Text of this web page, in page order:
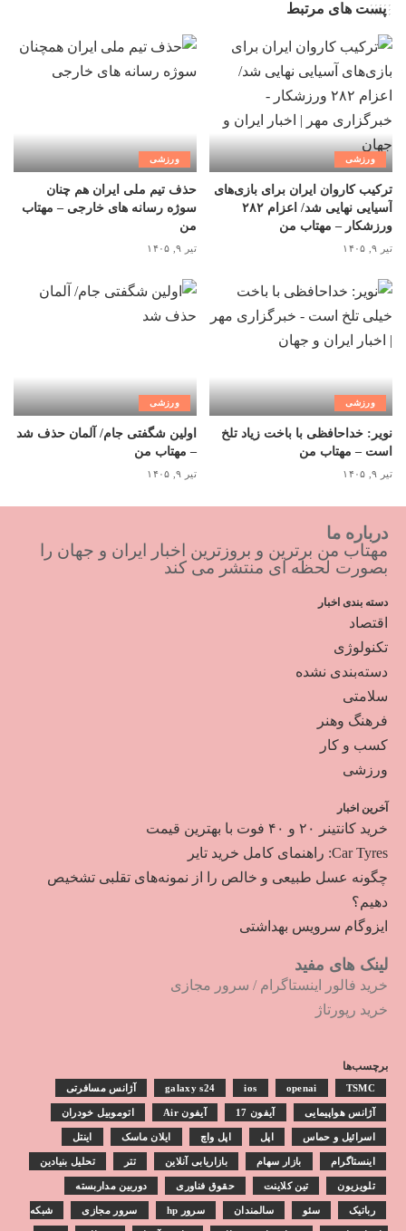
پست های مرتبط
ورزشی
ترکیب کاروان ایران برای بازی‌های
آسیایی نهایی شد/ اعزام ۲۸۲
ورزشکار – مهتاب من
تیر ۹, ۱۴۰۵
ورزشی
حذف تیم ملی ایران هم چنان
سوژه رسانه های خارجی – مهتاب
من
تیر ۹, ۱۴۰۵
ورزشی
نویر: خداحافظی با باخت زیاد تلخ
است – مهتاب من
تیر ۹, ۱۴۰۵
ورزشی
اولین شگفتی جام/ آلمان حذف شد
– مهتاب من
تیر ۹, ۱۴۰۵
درباره ما
مهتاب من برترین و بروزترین اخبار ایران و جهان را
بصورت لحظه ای منتشر می کند
دسته بندی اخبار
اقتصاد
تکنولوژی
دسته‌بندی نشده
سلامتی
فرهنگ وهنر
کسب و کار
ورزشی
آخرین اخبار
خرید کانتینر ۲۰ و ۴۰ فوت با بهترین قیمت
Car Tyres: راهنمای کامل خرید تایر
چگونه عسل طبیعی و خالص را از نمونه‌های تقلبی تشخیص
دهیم؟
ایزوگام سرویس بهداشتی
لینک های مفید
خرید فالور اینستاگرام / سرور مجازی
خرید رپورتاژ
برچسب‌ها
galaxy s24 ios openai TSMC آژانس مسافرتی
آژانس هواپیمایی آیفون 17 آیفون Air اتوموبیل خودران
اسرائیل و حماس اپل اپل واچ ایلان ماسک اینتل
اینستاگرام بازار سهام بازاریابی آنلاین تتر تحلیل بنیادین
تلویزیون تین کلاینت حقوق فناوری دوربین مداربسته
رباتیک سئو سالمندان سرور hp سرور مجازی شبکه